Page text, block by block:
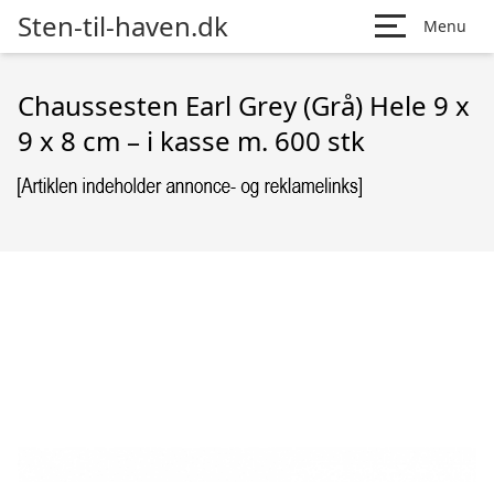
Sten-til-haven.dk Menu
Chaussesten Earl Grey (Grå) Hele 9 x
9 x 8 cm – i kasse m. 600 stk